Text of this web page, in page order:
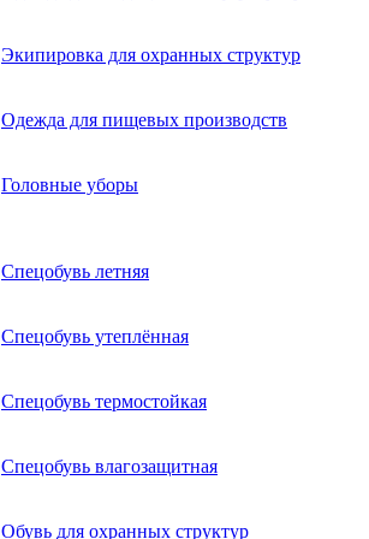
Экипировка для охранных структур
Одежда для пищевых производств
Головные уборы
Спецобувь летняя
Спецобувь утеплённая
Спецобувь термостойкая
Спецобувь влагозащитная
Обувь для охранных структур